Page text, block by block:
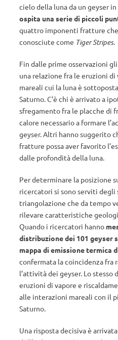
cielo della luna da un geyser
ospita una serie di piccoli
quattro imponenti fratture
conosciute come Tiger Stripes.
Fin dalle prime osservazioni
una relazione fra le eruzioni
mareali cui la luna è
Saturno. C’è chi è arrivato a
sfregamento fra le placche di
calore necessario a formare
geyser. Altri hanno suggerito
fratture possa aver favorito
dalle profondità della luna.
Per determinare la posizione
ricercatori si sono serviti degli
triangolazione che da tempo
rilevare caratteristiche
Quando i ricercatori hanno
distribuzione dei 101 geyser
mappa di emissione termica
confermata la coincidenza fra
l’attività dei geyser. Lo stesso
eruzioni di vapore e
alle interazioni mareali con il
Saturno.
Una risposta decisiva è